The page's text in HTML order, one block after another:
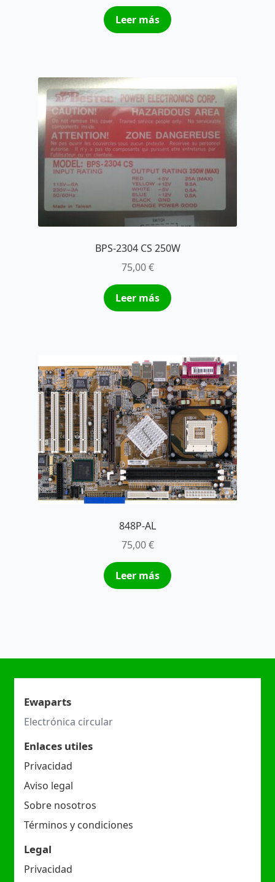
Leer más
BPS-2304 CS 250W
75,00€
Leer más
848P-AL
75,00€
Leer más
Ewaparts
Electrónica circular
Enlaces utiles
Privacidad
Aviso legal
Sobre nosotros
Términos y condiciones
Legal
Privacidad